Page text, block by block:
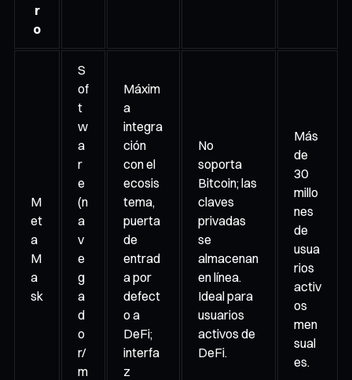
r
o
M
et
a
M
a
sk
S
of
t
w
a
r
e
(n
a
v
e
g
a
d
o
r/
m
Máxim
a
integra
ción
con el
ecosis
tema,
puerta
de
entrad
a por
defect
o a
DeFi;
interfa
z
No
soporta
Bitcoin; las
claves
privadas
se
almacenan
en línea.
Ideal para
usuarios
activos de
DeFi.
Más
de
30
millo
nes
de
usua
rios
activ
os
men
sual
es.